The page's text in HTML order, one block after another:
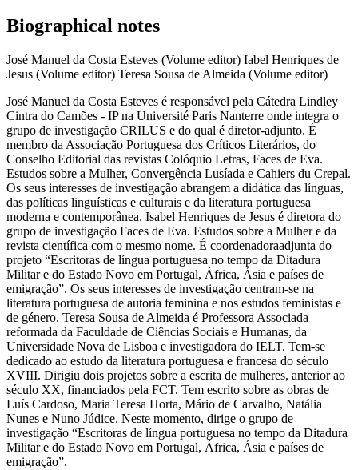
Biographical notes
José Manuel da Costa Esteves (Volume editor) Iabel Henriques de
Jesus (Volume editor) Teresa Sousa de Almeida (Volume editor)
José Manuel da Costa Esteves é responsável pela Cátedra Lindley
Cintra do Camões - IP na Université Paris Nanterre onde integra o
grupo de investigação CRILUS e do qual é diretor-adjunto. É
membro da Associação Portuguesa dos Críticos Literários, do
Conselho Editorial das revistas Colóquio Letras, Faces de Eva.
Estudos sobre a Mulher, Convergência Lusíada e Cahiers du Crepal.
Os seus interesses de investigação abrangem a didática das línguas,
das políticas linguísticas e culturais e da literatura portuguesa
moderna e contemporânea. Isabel Henriques de Jesus é diretora do
grupo de investigação Faces de Eva. Estudos sobre a Mulher e da
revista científica com o mesmo nome. É coordenadoraadjunta do
projeto “Escritoras de língua portuguesa no tempo da Ditadura
Militar e do Estado Novo em Portugal, África, Ásia e países de
emigração”. Os seus interesses de investigação centram-se na
literatura portuguesa de autoria feminina e nos estudos feministas e
de género. Teresa Sousa de Almeida é Professora Associada
reformada da Faculdade de Ciências Sociais e Humanas, da
Universidade Nova de Lisboa e investigadora do IELT. Tem-se
dedicado ao estudo da literatura portuguesa e francesa do século
XVIII. Dirigiu dois projetos sobre a escrita de mulheres, anterior ao
século XX, financiados pela FCT. Tem escrito sobre as obras de
Luís Cardoso, Maria Teresa Horta, Mário de Carvalho, Natália
Nunes e Nuno Júdice. Neste momento, dirige o grupo de
investigação “Escritoras de língua portuguesa no tempo da Ditadura
Militar e do Estado Novo em Portugal, África, Ásia e países de
emigração”.